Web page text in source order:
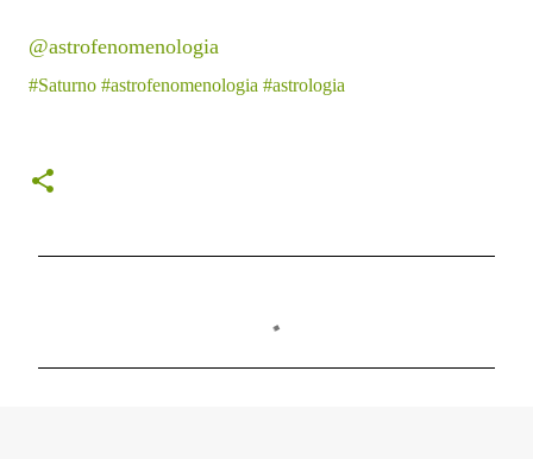
@astrofenomenologia
#Saturno #astrofenomenologia #astrologia